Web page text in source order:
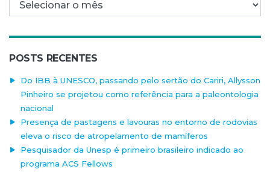
POSTS RECENTES
Do IBB à UNESCO, passando pelo sertão do Cariri, Allysson
Pinheiro se projetou como referência para a paleontologia
nacional
Presença de pastagens e lavouras no entorno de rodovias
eleva o risco de atropelamento de mamíferos
Pesquisador da Unesp é primeiro brasileiro indicado ao
programa ACS Fellows